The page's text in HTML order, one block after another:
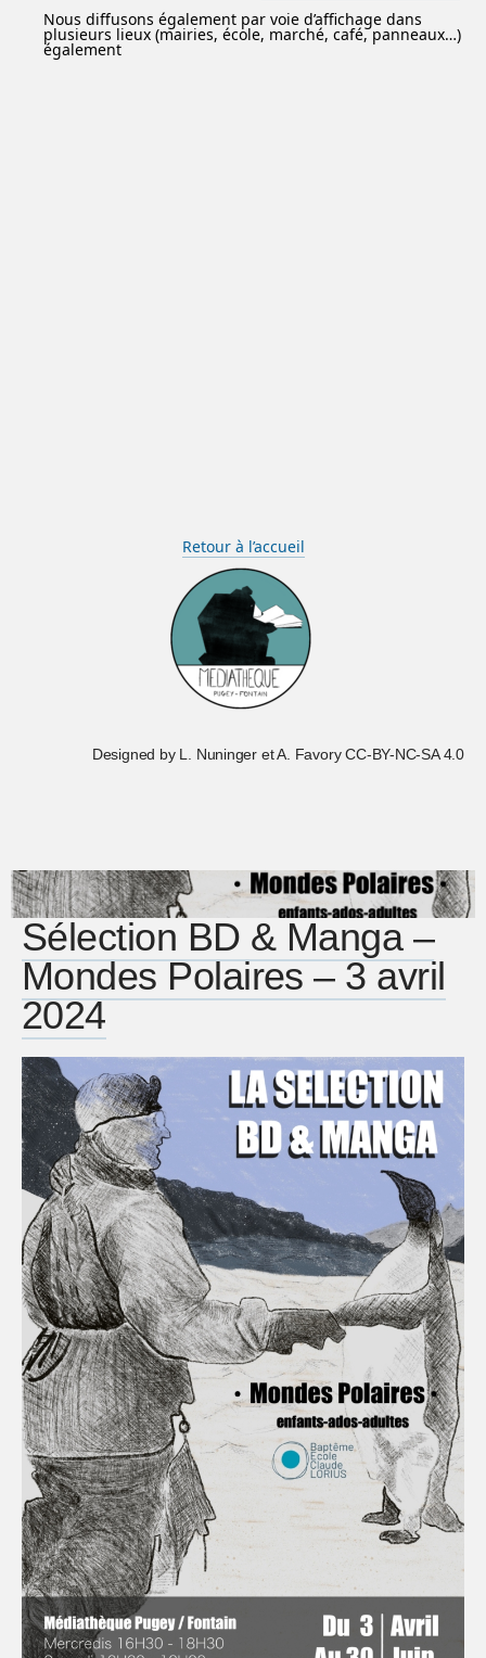
Nous diffusons également par voie d’affichage dans
plusieurs lieux (mairies, école, marché, café, panneaux…)
également
Retour à l’accueil
Designed by L. Nuninger et A. Favory CC-BY-NC-SA 4.0
Sélection BD & Manga –
Mondes Polaires – 3 avril
2024